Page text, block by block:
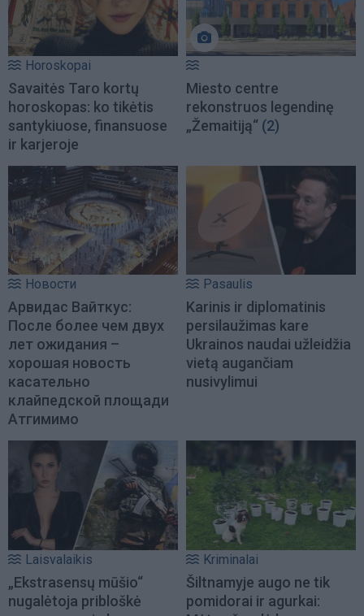
Horoskopai
Savaitės Taro kortų
horoskopas: ko tikėtis
santykiuose, finansuose
ir karjeroje
Miesto centre
rekonstruos legendinę
„Žemaitiją“ (2)
Новости
Арвидас Вайткус:
После более чем двух
лет ожидания –
хорошая новость
касательно
клайпедской площади
Атгимимо
Pasaulis
Karinis ir diplomatinis
persilaužimas kare
Ukrainos naudai užleidžia
vietą augančiam
nusivylimui
Laisvalaikis
„Ekstrasensų mūšio“
nugalėtoja pribloškė
Kriminalai
Šiltnamyje augo ne tik
pomidorai ir agurkai: